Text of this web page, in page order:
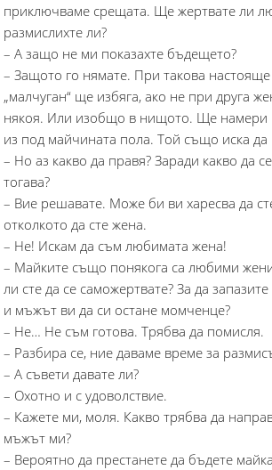
приключваме срещата. Ще жертвате ли
размислихте ли?
– А защо не ми показахте бъдещето?
– Защото го нямате. При такова
„малчуган“ ще избяга, ако не при друга
някоя. Или изобщо в нищото. Ще намери
из под майчината пола. Той също иска да
– Но аз какво да правя? Заради какво да
тогава?
– Вие решавате. Може би ви харесва да
отколкото да сте жена.
– Не! Искам да съм любимата жена!
– Майките също понякога са любими
ли сте да се саможертвате? За да
и мъжът ви да си остане момченце?
– Не… Не съм готова. Трябва да помисля.
– Разбира се, ние даваме време за
– А съвети давате ли?
– Охотно и с удоволствие.
– Кажете ми, моля. Какво трябва да
мъжът ми?
– Вероятно да престанете да бъдете